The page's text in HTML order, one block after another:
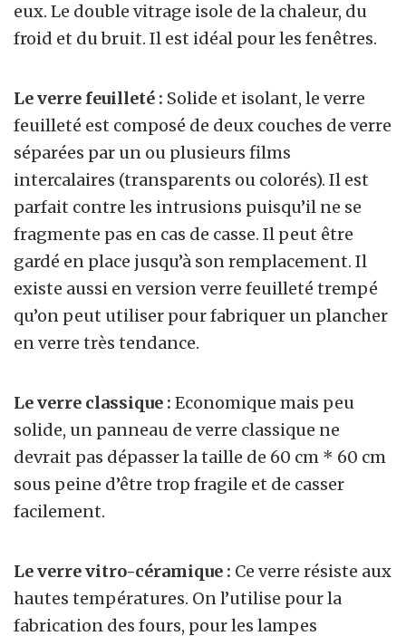
eux. Le double vitrage isole de la chaleur, du
froid et du bruit. Il est idéal pour les fenêtres.
Le verre feuilleté : Solide et isolant, le verre
feuilleté est composé de deux couches de verre
séparées par un ou plusieurs films
intercalaires (transparents ou colorés). Il est
parfait contre les intrusions puisqu’il ne se
fragmente pas en cas de casse. Il peut être
gardé en place jusqu’à son remplacement. Il
existe aussi en version verre feuilleté trempé
qu’on peut utiliser pour fabriquer un plancher
en verre très tendance.
Le verre classique : Economique mais peu
solide, un panneau de verre classique ne
devrait pas dépasser la taille de 60 cm * 60 cm
sous peine d’être trop fragile et de casser
facilement.
Le verre vitro-céramique : Ce verre résiste aux
hautes températures. On l’utilise pour la
fabrication des fours, pour les lampes